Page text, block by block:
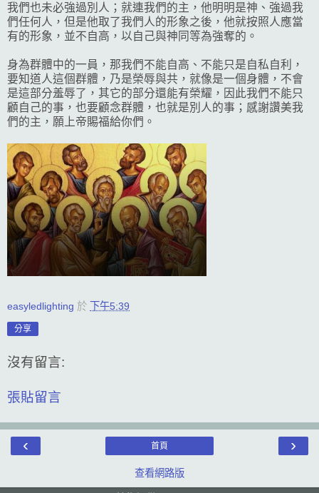
我們也未必強過別人；就連我們的主，他明明是神、強過我
們任何人，但是他取了我們人的形象之後，他就按照人應當
有的形象，並不自高，以自己與神同等為強奪的。
身為群體中的一員，那我們不能自高、不能只是自私自利，
要知道人這個群體，乃是榮辱與共，就像是一個身體，不會
是這部分羞辱了，其它的部分還能有榮耀，因此我們不能只
顧自己的事，也要顧念群體，也就是別人的事；感謝讚美我
們的主，願上帝賜福給你們。
easyledlighting 於 下午5:39
分享
沒有留言:
張貼留言
‹ ›
首頁
查看網路版